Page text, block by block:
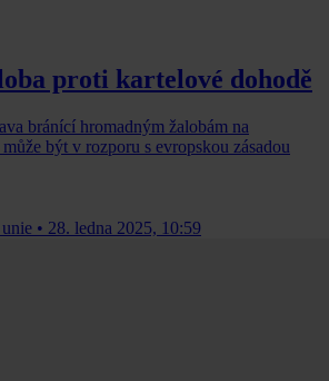
proti kartelové dohodě
bránící hromadným žalobám na
být v rozporu s evropskou zásadou
• 28. ledna 2025, 10:59